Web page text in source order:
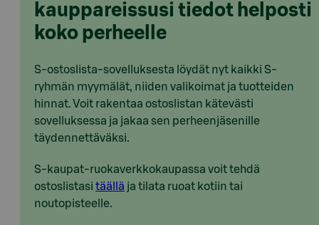
kauppareissusi tiedot helposti
koko perheelle
S-ostoslista-sovelluksesta löydät nyt kaikki S-
ryhmän myymälät, niiden valikoimat ja tuotteiden
hinnat. Voit rakentaa ostoslistan kätevästi
sovelluksessa ja jakaa sen perheenjäsenille
täydennettäväksi.
S-kaupat-ruokaverkkokaupassa voit tehdä
ostoslistasi täällä ja tilata ruoat kotiin tai
noutopisteelle.